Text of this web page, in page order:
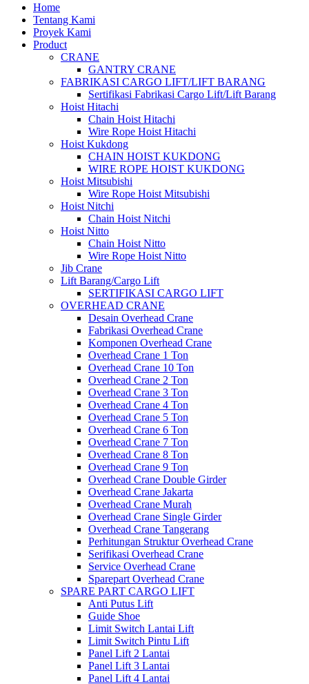
Home
Tentang Kami
Proyek Kami
Product
CRANE
GANTRY CRANE
FABRIKASI CARGO LIFT/LIFT BARANG
Sertifikasi Fabrikasi Cargo Lift/Lift Barang
Hoist Hitachi
Chain Hoist Hitachi
Wire Rope Hoist Hitachi
Hoist Kukdong
CHAIN HOIST KUKDONG
WIRE ROPE HOIST KUKDONG
Hoist Mitsubishi
Wire Rope Hoist Mitsubishi
Hoist Nitchi
Chain Hoist Nitchi
Hoist Nitto
Chain Hoist Nitto
Wire Rope Hoist Nitto
Jib Crane
Lift Barang/Cargo Lift
SERTIFIKASI CARGO LIFT
OVERHEAD CRANE
Desain Overhead Crane
Fabrikasi Overhead Crane
Komponen Overhead Crane
Overhead Crane 1 Ton
Overhead Crane 10 Ton
Overhead Crane 2 Ton
Overhead Crane 3 Ton
Overhead Crane 4 Ton
Overhead Crane 5 Ton
Overhead Crane 6 Ton
Overhead Crane 7 Ton
Overhead Crane 8 Ton
Overhead Crane 9 Ton
Overhead Crane Double Girder
Overhead Crane Jakarta
Overhead Crane Murah
Overhead Crane Single Girder
Overhead Crane Tangerang
Perhitungan Struktur Overhead Crane
Serifikasi Overhead Crane
Service Overhead Crane
Sparepart Overhead Crane
SPARE PART CARGO LIFT
Anti Putus Lift
Guide Shoe
Limit Switch Lantai Lift
Limit Switch Pintu Lift
Panel Lift 2 Lantai
Panel Lift 3 Lantai
Panel Lift 4 Lantai